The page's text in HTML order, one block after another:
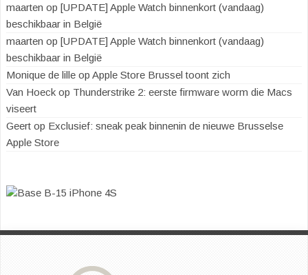
maarten op [UPDATE] Apple Watch binnenkort (vandaag)
beschikbaar in België
maarten op [UPDATE] Apple Watch binnenkort (vandaag)
beschikbaar in België
Monique de lille op Apple Store Brussel toont zich
Van Hoeck op Thunderstrike 2: eerste firmware worm die Macs
viseert
Geert op Exclusief: sneak peak binnenin de nieuwe Brusselse
Apple Store